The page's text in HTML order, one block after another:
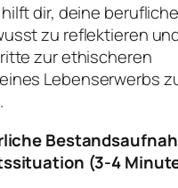
dir, deine berufliche
zu reflektieren
zur ethischeren
Lebenserwerbs
(3-4